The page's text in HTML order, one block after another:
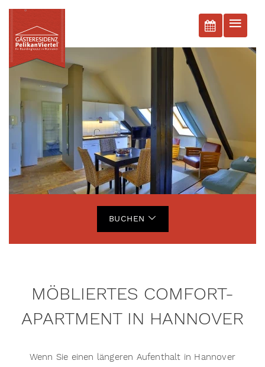
BUCHEN
BUCHEN
MÖBLIERTES COMFORT-
APARTMENT IN HANNOVER
Wenn Sie einen längeren Aufenthalt in Hannover